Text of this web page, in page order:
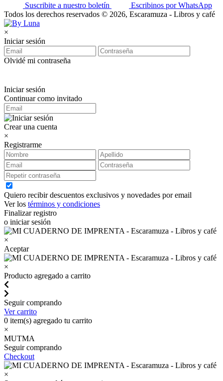
Suscribite a nuestro boletín
Escribinos por WhatsApp
Todos los derechos reservados © 2026, Escaramuza - Libros y café
×
Iniciar sesión
Olvidé mi contraseña
Iniciar sesión
Continuar como invitado
Crear una cuenta
×
Registrarme
Quiero recibir descuentos exclusivos y novedades por email
Ver los términos y condiciones
Finalizar registro
o iniciar sesión
×
Aceptar
×
Producto agregado a carrito
Seguir comprando
Ver carrito
0 item(s) agregado tu carrito
×
MUTMA
Seguir comprando
Checkout
×